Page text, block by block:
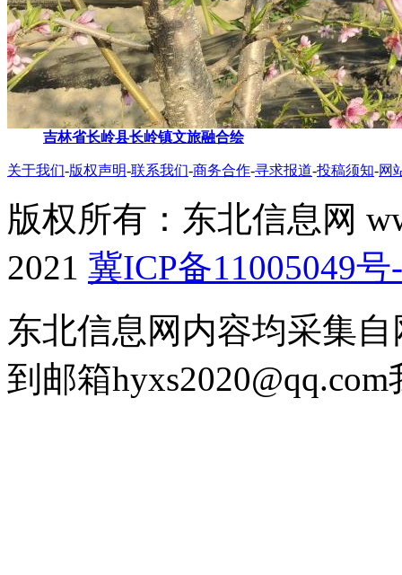
吉林省长岭县长岭镇文旅融合绘
关于我们-版权声明-联系我们-商务合作-寻求报道-投稿须知-网
版权所有：东北信息网
2021 冀ICP备11005049号
东北信息网内容均采集
到邮箱